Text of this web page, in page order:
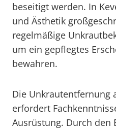
beseitigt werden. In
und Ästhetik
regelmäßige
um ein gepflegtes
bewahren.
Die Unkrautentfernung
erfordert
Ausrüstung. Durch den